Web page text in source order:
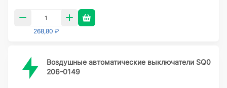
268,80 ₽
Воздушные автоматические выключатели SQ0
206-0149